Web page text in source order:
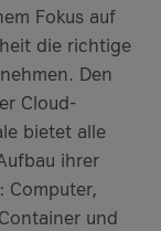
Fokus auf
die richtige
Den
Cloud-
bietet alle
ihrer
Computer,
und